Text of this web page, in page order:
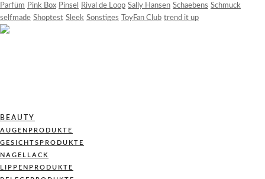
Parfüm Pink Box Pinsel Rival de Loop Sally Hansen Schaebens Schmuck
selfmade Shoptest Sleek Sonstiges ToyFan Club trend it up
BEAUTY
AUGENPRODUKTE
GESICHTSPRODUKTE
NAGELLACK
LIPPENPRODUKTE